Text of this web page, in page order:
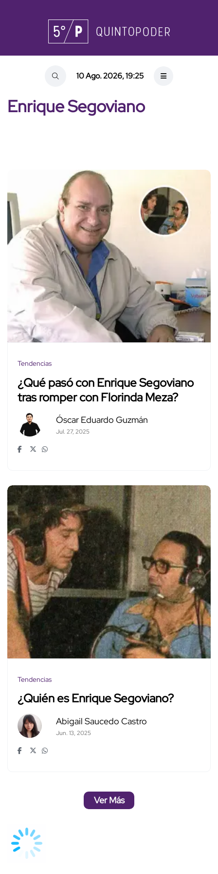
10 Ago. 2026, 19:25
Enrique Segoviano
Tendencias
¿Qué pasó con Enrique Segoviano
tras romper con Florinda Meza?
Óscar Eduardo Guzmán
Jul. 27, 2025
Tendencias
¿Quién es Enrique Segoviano?
Abigail Saucedo Castro
Jun. 13, 2025
Ver Más